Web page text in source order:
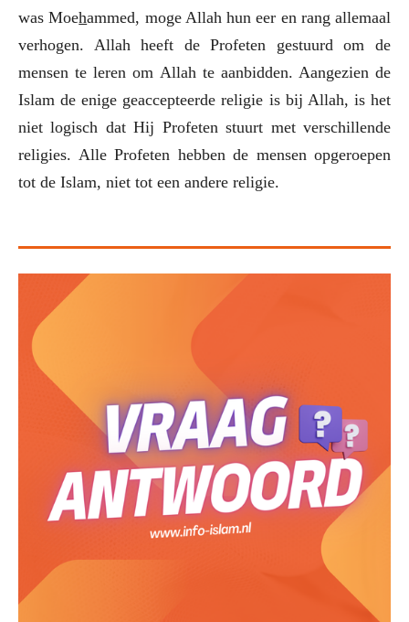
was Moehammed, moge Allah hun eer en rang allemaal
verhogen. Allah heeft de Profeten gestuurd om de
mensen te leren om Allah te aanbidden. Aangezien de
Islam de enige geaccepteerde religie is bij Allah, is het
niet logisch dat Hij Profeten stuurt met verschillende
religies. Alle Profeten hebben de mensen opgeroepen
tot de Islam, niet tot een andere religie.